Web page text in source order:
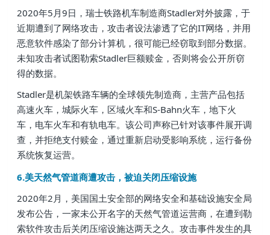
2020年5月9日，瑞士铁路机车制造商Stadler对外披露，于
近期遭到了网络攻击，攻击者设法渗透了它的IT网络，并用
恶意软件感染了部分计算机，很可能已经窃取到部分数据。
未知攻击者试图勒索Stadler巨额赎金，否则将会公开所窃
得的数据。
Stadler是机架铁路车辆的全球领先制造商，主营产品包括
高速火车，城际火车，区域火车和S-Bahn火车，地下火
车，电车火车和有轨电车。该公司声称已针对该事件展开调
查，并拒绝支付赎金，通过重新启动受影响系统，运行备份
系统恢复运营。
6.美天然气管道商遭攻击，被迫关闭压缩设施
2020年2月，美国国土安全部的网络安全和基础设施安全局
发布公告，一家未公开名字的天然气管道运营商，在遭到勒
索软件攻击后关闭压缩设施达两天之久。攻击事件发生的具